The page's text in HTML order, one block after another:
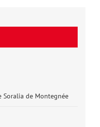
Soralia de Montegnée